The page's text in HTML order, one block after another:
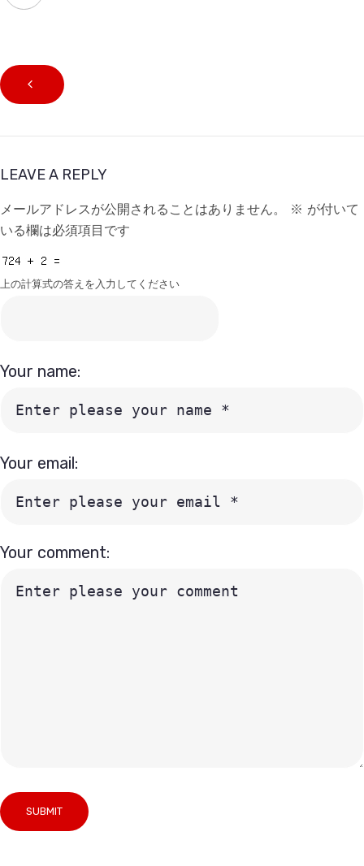
LEAVE A REPLY
メールアドレスが公開されることはありません。 ※ が付いて
いる欄は必須項目です
Your comment:
上の計算式の答えを入力してください
Your name:
Your email: